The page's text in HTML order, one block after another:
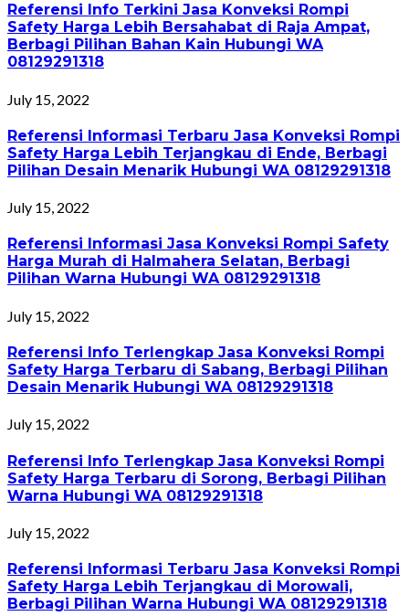
Referensi Info Terkini Jasa Konveksi Rompi
Safety Harga Lebih Bersahabat di Raja Ampat,
Berbagi Pilihan Bahan Kain Hubungi WA
08129291318
July 15, 2022
Referensi Informasi Terbaru Jasa Konveksi Rompi
Safety Harga Lebih Terjangkau di Ende, Berbagi
Pilihan Desain Menarik Hubungi WA 08129291318
July 15, 2022
Referensi Informasi Jasa Konveksi Rompi Safety
Harga Murah di Halmahera Selatan, Berbagi
Pilihan Warna Hubungi WA 08129291318
July 15, 2022
Referensi Info Terlengkap Jasa Konveksi Rompi
Safety Harga Terbaru di Sabang, Berbagi Pilihan
Desain Menarik Hubungi WA 08129291318
July 15, 2022
Referensi Info Terlengkap Jasa Konveksi Rompi
Safety Harga Terbaru di Sorong, Berbagi Pilihan
Warna Hubungi WA 08129291318
July 15, 2022
Referensi Informasi Terbaru Jasa Konveksi Rompi
Safety Harga Lebih Terjangkau di Morowali,
Berbagi Pilihan Warna Hubungi WA 08129291318